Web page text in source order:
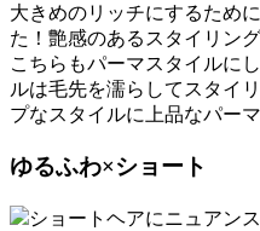
大きめのリッチにするため
た！艶感のあるスタイリン
こちらもパーマスタイルに
ルは毛先を濡らしてスタイ
プなスタイルに上品なパー
ゆるふわ×ショート
ショートヘアにニュアン